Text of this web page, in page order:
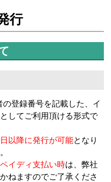
行
登録番号を記載した、イ
してご利用頂ける形式で
以降に発行が可能となり
イディ支払い時は、弊社
ねますのでご了承くださ